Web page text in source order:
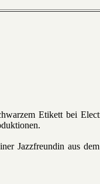
Etikett bei
Jazzfreundin aus